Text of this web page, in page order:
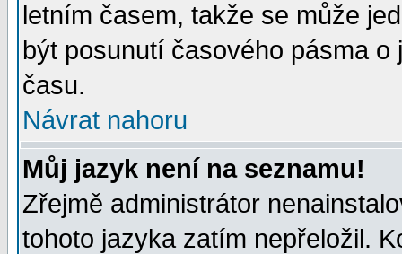
letním časem, takže se může
být posunutí časového pásma
času.
Návrat nahoru
Můj jazyk není na seznamu!
Zřejmě administrátor
tohoto jazyka zatím nepřeložil.